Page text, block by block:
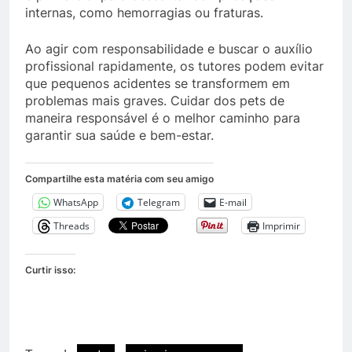
internas, como hemorragias ou fraturas.
Ao agir com responsabilidade e buscar o auxílio
profissional rapidamente, os tutores podem evitar
que pequenos acidentes se transformem em
problemas mais graves. Cuidar dos pets de
maneira responsável é o melhor caminho para
garantir sua saúde e bem-estar.
Compartilhe esta matéria com seu amigo
WhatsApp Telegram
E-mail
Threads
Imprimir
Curtir isso: